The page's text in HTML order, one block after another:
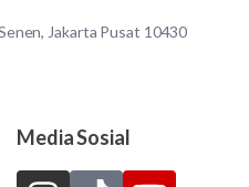
Jakarta Pusat 10430
Media Sosial